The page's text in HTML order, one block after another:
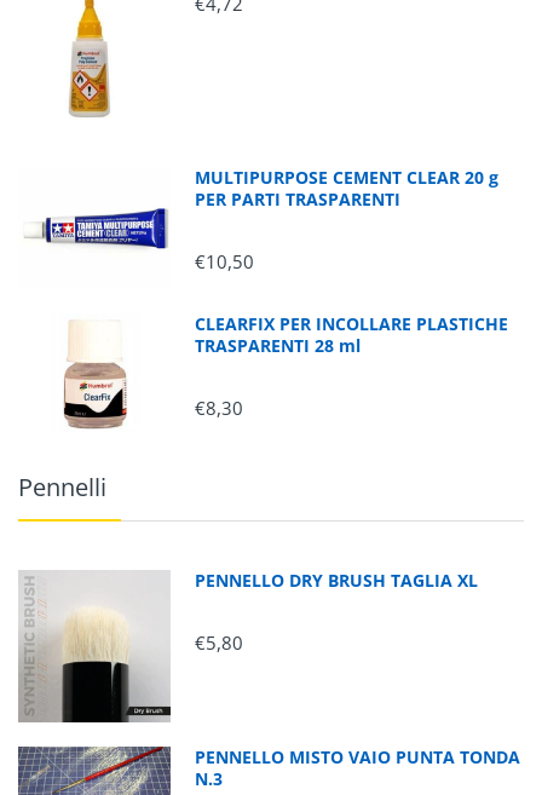
MULTIPURPOSE CEMENT CLEAR 20 g
PER PARTI TRASPARENTI
€10,50
CLEARFIX PER INCOLLARE PLASTICHE
TRASPARENTI 28 ml
€8,30
Pennelli
PENNELLO DRY BRUSH TAGLIA XL
€5,80
PENNELLO MISTO VAIO PUNTA TONDA
N.3